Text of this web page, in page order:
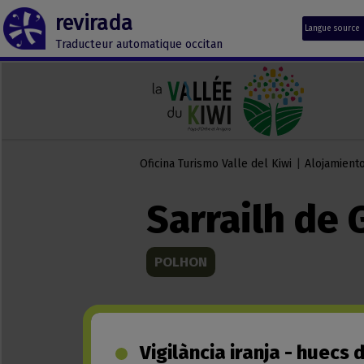
revirada
Traducteur automatique occitan
Langue source